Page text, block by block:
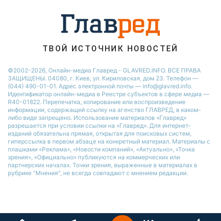
ТВОЙ ИСТОЧНИК НОВОСТЕЙ
©2002-2026, Онлайн-медиа Главред - GLAVRED.INFO. ВСЕ ПРАВА
ЗАЩИЩЕНЫ. 04080, г. Киев, ул. Кириловская, дом 23. Телефон —
(044) 490-01-01. Адрес электронной почты — info@glavred.info.
Идентификатор онлайн-медиа в Реестре cубъектов в сфере медиа —
R40-01822. Перепечатка, копирование или воспроизведение
информации, содержащей ссылку на агенство ГЛАВРЕД, в каком-
либо виде запрещено. Использование материалов «Главред»
разрешается при условии ссылки на «Главред». Для интернет-
изданий обязательна прямая, открытая для поисковых систем,
гиперссылка в первом абзаце на конкретный материал. Материалы с
плашками «Реклама», «Новости компаний», «Актуально», «Точка
зрения», «Официально» публикуются на коммерческих или
партнерских началах. Точки зрения, выраженные в материалах в
рубрике "Мнения", не всегда совпадают с мнением редакции.